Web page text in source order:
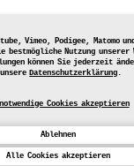
Vimeo, Podigee, Matomo
bestmögliche Nutzung unserer
können Sie jederzeit
Datenschutzerklärung.
Cookies akzeptieren
Ablehnen
Alle Cookies akzeptieren